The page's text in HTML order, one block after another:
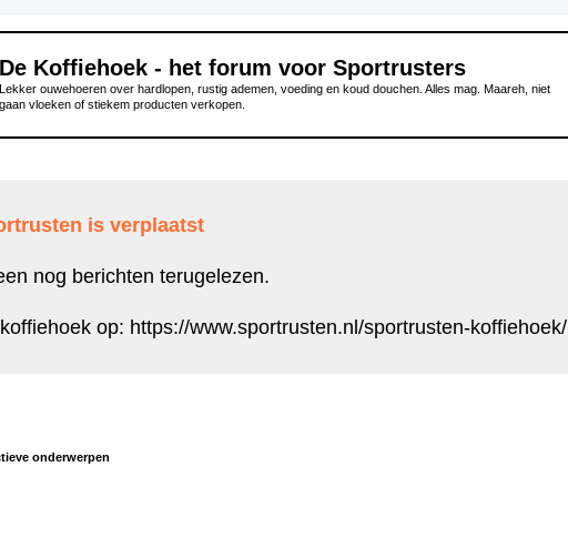
De Koffiehoek - het forum voor Sportrusters
Lekker ouwehoeren over hardlopen, rustig ademen, voeding en koud douchen. Alles mag. Maareh, niet
gaan vloeken of stiekem producten verkopen.
is verplaatst
nog berichten terugelezen.
op: https://www.sportrusten.nl/sportrusten-koffiehoek/
onderwerpen